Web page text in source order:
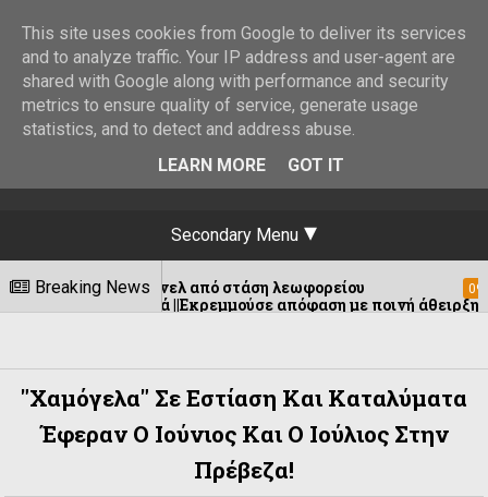
Secondary Menu
Breaking News
πάνελ από στάση λεωφορείου 09/08/2026
||Εκρεμμούσε απόφαση με ποινή άθειρξης -9- ετών για
"Χαμόγελα" Σε Εστίαση Και Καταλύματα
Έφεραν Ο Ιούνιος Και Ο Ιούλιος Στην
Πρέβεζα!
This site uses cookies from Google to deliver its services
and to analyze traffic. Your IP address and user-agent are
shared with Google along with performance and security
metrics to ensure quality of service, generate usage
statistics, and to detect and address abuse.
LEARN MORE
GOT IT